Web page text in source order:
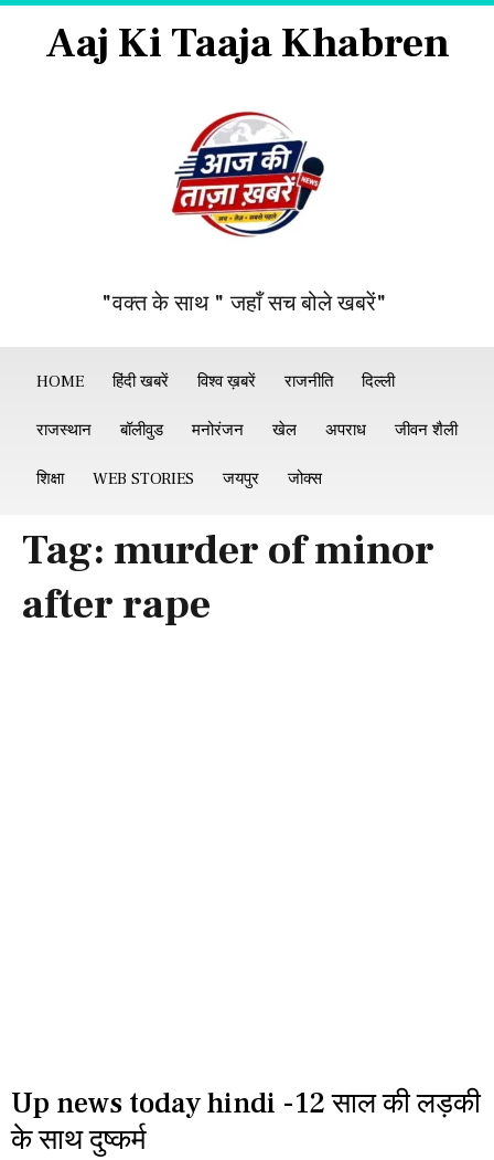
Aaj Ki Taaja Khabren
"वक्त के साथ " जहाँ सच बोले खबरें"
HOME हिंदी खबरें विश्व ख़बरें राजनीति दिल्ली
राजस्थान बॉलीवुड मनोरंजन खेल अपराध जीवन शैली
शिक्षा WEB STORIES जयपुर जोक्स
Tag: murder of minor
after rape
Up news today hindi -12 साल की लड़की
के साथ दुष्कर्म